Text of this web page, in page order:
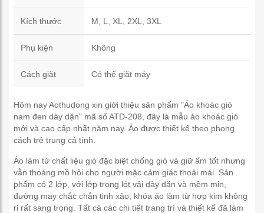
Kích thước M, L, XL, 2XL, 3XL
Phụ kiện Không
Cách giặt Có thể giặt máy
Hôm nay Aothudong xin giới thiệu sản phẩm "Áo khoác gió
nam đen dày dặn" mã số ATD-208, đây là mẫu áo khoác gió
mới và cao cấp nhất năm nay. Áo được thiết kế theo phong
cách trẻ trung cá tính.
Áo làm từ chất liệu gió đặc biệt chống gió và giữ ấm tốt nhưng
vẫn thoáng mồ hôi cho người mặc cảm giác thoải mái. Sản
phẩm có 2 lớp, với lớp trong lót vải dày dặn và mềm mịn,
đường may chắc chắn tinh xảo, khóa áo làm từ hợp kim không
rỉ rất sang trọng. Tất cả các chi tiết trang trí và thiết kế đã làm